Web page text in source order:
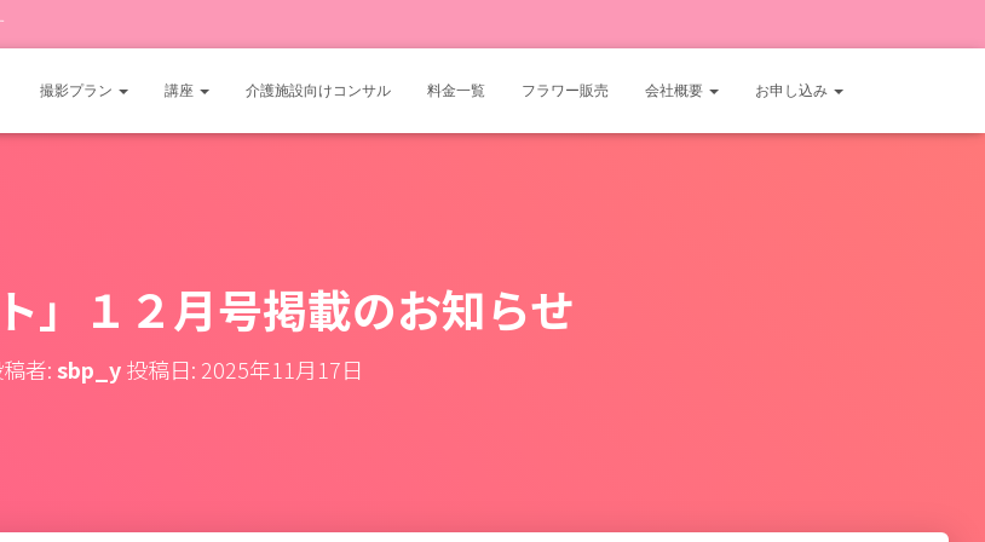
撮影プラン 講座 介護施設向けコンサル 料金一覧 フラワー販売 会社概要 お申し込み
」１２月号掲載のお知らせ
者:sbp_y投稿日: 2025年11月17日